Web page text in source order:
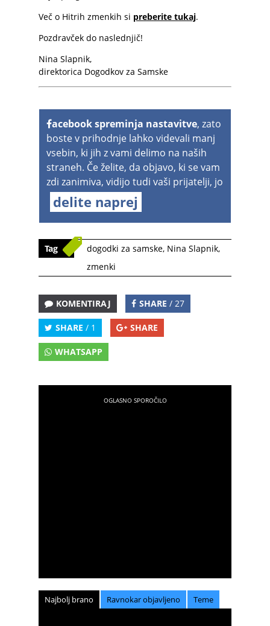
Več o Hitrih zmenkih si preberite tukaj.
Pozdravček do naslednjič!
Nina Slapnik,
direktorica Dogodkov za Samske
acebook spreminja nastavitve, zato
boste v prihodnje lahko videvali manj
vsebin, ki jih z vami delimo na naših
straneh. Če želite, da objavo, ki se vam
zdi zanimiva, vidijo tudi vaši prijatelji, jo
delite naprej
Tag dogodki za samske, Nina Slapnik,
zmenki
KOMENTIRAJ SHARE / 27
SHARE / 1 SHARE
WHATSAPP
Najbolj brano Ravnokar objavljeno Teme